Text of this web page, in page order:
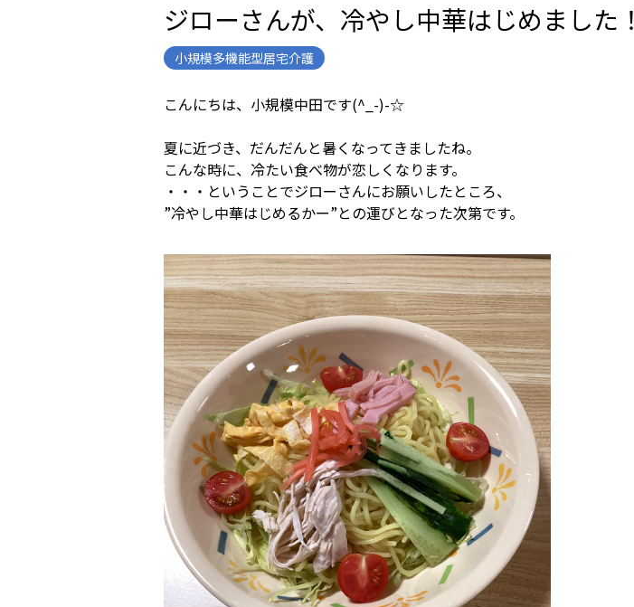
ジローさんが、冷やし中華はじめました！
小規模多機能型居宅介護
こんにちは、小規模中田です(^_-)-☆
夏に近づき、だんだんと暑くなってきましたね。
こんな時に、冷たい食べ物が恋しくなります。
・・・ということでジローさんにお願いしたところ、
”冷やし中華はじめるかー”との運びとなった次第です。